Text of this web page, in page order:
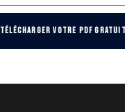
TÉLÉCHARGER VOTRE PDF GRATUIT